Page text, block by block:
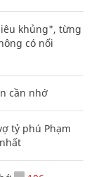
khủng", từng
có nổi
cần nhớ
tỷ phú Phạm